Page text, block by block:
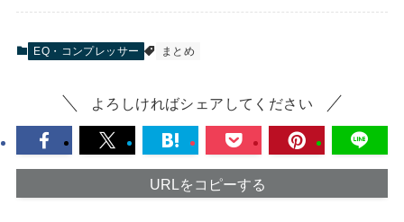
EQ・コンプレッサー まとめ
よろしければシェアしてください
URLをコピーする